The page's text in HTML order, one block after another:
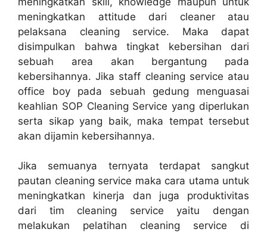
meningkatkan attitude dari cleaner atau
pelaksana cleaning service. Maka dapat
disimpulkan bahwa tingkat kebersihan dari
sebuah area akan bergantung pada
kebersihannya. Jika staff cleaning service atau
office boy pada sebuah gedung menguasai
keahlian SOP Cleaning Service yang diperlukan
serta sikap yang baik, maka tempat tersebut
akan dijamin kebersihannya.
Jika semuanya ternyata terdapat sangkut
pautan cleaning service maka cara utama untuk
meningkatkan kinerja dan juga produktivitas
dari tim cleaning service yaitu dengan
melakukan pelatihan cleaning service di